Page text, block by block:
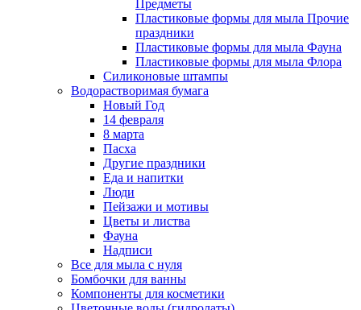
Предметы
Пластиковые формы для мыла Прочие
праздники
Пластиковые формы для мыла Фауна
Пластиковые формы для мыла Флора
Силиконовые штампы
Водорастворимая бумага
Новый Год
14 февраля
8 марта
Пасха
Другие праздники
Еда и напитки
Люди
Пейзажи и мотивы
Цветы и листва
Фауна
Надписи
Все для мыла с нуля
Бомбочки для ванны
Компоненты для косметики